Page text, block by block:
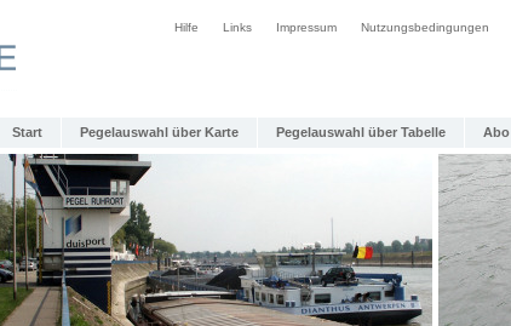
Hilfe Links Impressum Nutzungsbedingungen
Start Pegelauswahl über Karte Pegelauswahl über Tabelle Abo